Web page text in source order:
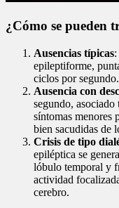
¿Cómo se pueden
Ausencias típicas
epileptiforme,
ciclos por segundo.
Ausencia con
segundo,
síntomas menores
bien sacudidas de
Crisis de tipo
epiléptica se
lóbulo temporal y
actividad
cerebro.